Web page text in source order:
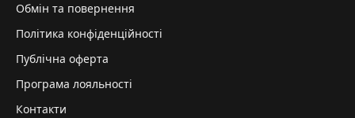
Обмін та повернення
Політика конфіденційності
Публічна оферта
Програма лояльності
Контакти